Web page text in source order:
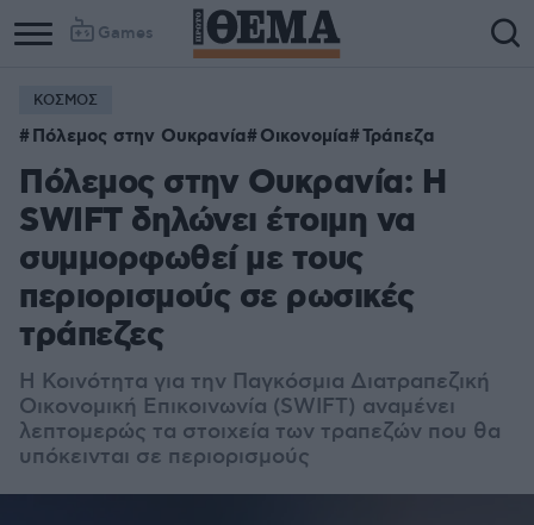
Games
ΚΟΣΜΟΣ
Πόλεμος στην Ουκρανία Οικονομία Τράπεζα
Πόλεμος στην Ουκρανία: Η
SWIFT δηλώνει έτοιμη να
συμμορφωθεί με τους
περιορισμούς σε ρωσικές
τράπεζες
Η Κοινότητα για την Παγκόσμια Διατραπεζική
Οικονομική Επικοινωνία (SWIFT) αναμένει
λεπτομερώς τα στοιχεία των τραπεζών που θα
υπόκεινται σε περιορισμούς